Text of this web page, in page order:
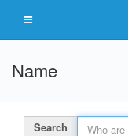
Name
Search